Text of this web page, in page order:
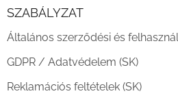
SZABÁLYZAT
Általános szerződési és
GDPR / Adatvédelem (SK)
Reklamációs feltételek (SK)